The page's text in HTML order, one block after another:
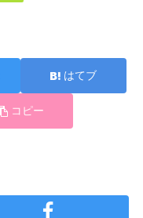
はてブ
コピー